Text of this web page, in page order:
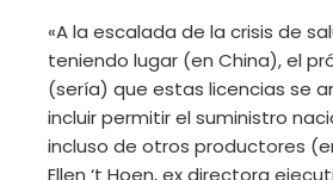
«A la escalada de la crisis de
teniendo lugar (en China), el
(sería) que estas licencias se
incluir permitir el suministro
incluso de otros productores
Ellen ‘t Hoen, ex directora